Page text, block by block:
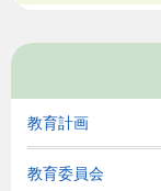
教育計画
教育委員会